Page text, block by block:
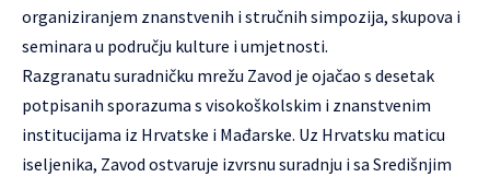
organiziranjem znanstvenih i stručnih simpozija, skupova i
seminara u području kulture i umjetnosti.
Razgranatu suradničku mrežu Zavod je ojačao s desetak
potpisanih sporazuma s visokoškolskim i znanstvenim
institucijama iz Hrvatske i Mađarske. Uz Hrvatsku maticu
iseljenika, Zavod ostvaruje izvrsnu suradnju i sa Središnjim